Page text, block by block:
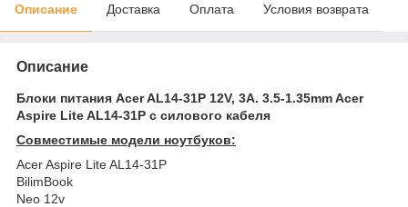
Описание Доставка Оплата Условия возврата
Описание
Блоки питания Acer AL14-31P 12V, 3A. 3.5-1.35mm Acer
Aspire Lite AL14-31P c силового кабеля
Совместимые модели ноутбуков:
Acer Aspire Lite AL14-31P
BilimBook
Neo 12v